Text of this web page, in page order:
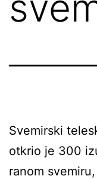
Svemirski
otkrio je 300
ranom